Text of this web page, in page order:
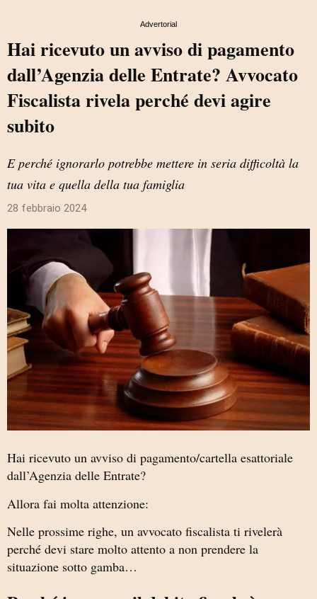
Advertorial
Hai ricevuto un avviso di pagamento
dall’Agenzia delle Entrate? Avvocato
Fiscalista rivela perché devi agire
subito
E perché ignorarlo potrebbe mettere in seria difficoltà la
tua vita e quella della tua famiglia
28 febbraio 2024
Hai ricevuto un avviso di pagamento/cartella esattoriale
dall’Agenzia delle Entrate?
Allora fai molta attenzione:
Nelle prossime righe, un avvocato fiscalista ti rivelerà
perché devi stare molto attento a non prendere la
situazione sotto gamba…